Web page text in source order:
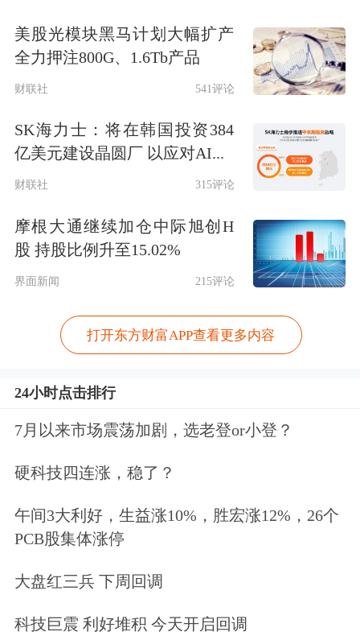
亿美元的外汇储备，以及中国央行手里
拥有超过3万亿美元的外汇储备。
绞杀幕后黑手
香港的投资者正面临艰难抉择，手中的
吗？“最近咨询特别多，市场快速下
跌，投资者心中都充满恐慌。”香港某
荡已使多数人信心不足。
最近港币对美元汇率大幅波动，由此前
10月以来最大跌幅。这还只是开始，紧
接着1月20日港汇盘中最多跌至7.82区
间，已逼近香港金管局救市警戒线
7.85。至此，今年开年港币已贬值超过
700个基点，贬值幅度接近1%。
美股光模块黑马计划大幅扩产
全力押注800G、1.6Tb产品
财联社 541评论
SK海力士：将在韩国投资384
亿美元建设晶圆厂 以应对AI...
财联社 315评论
摩根大通继续加仓中际旭创H
股 持股比例升至15.02%
界面新闻 215评论
打开东方财富APP查看更多内容
24小时点击排行
7月以来市场震荡加剧，选老登or小登？
硬科技四连涨，稳了？
午间3大利好，生益涨10%，胜宏涨12%，26个
PCB股集体涨停
大盘红三兵 下周回调
科技巨震 利好堆积 今天开启回调